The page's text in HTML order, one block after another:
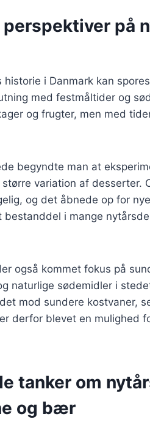
på
i Danmark kan
med festmåltider og
og frugter, men med
begyndte man at
variation af desserter.
og det åbnede op for
bestanddel i mange
også kommet fokus på
naturlige sødemidler i
mod sundere kostvaner,
derfor blevet en mulighed
tanker om
og bær